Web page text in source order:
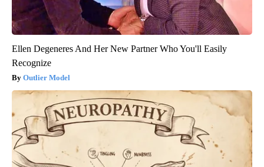
Ellen Degeneres And Her New Partner Who You'll Easily
Recognize
Outlier Model